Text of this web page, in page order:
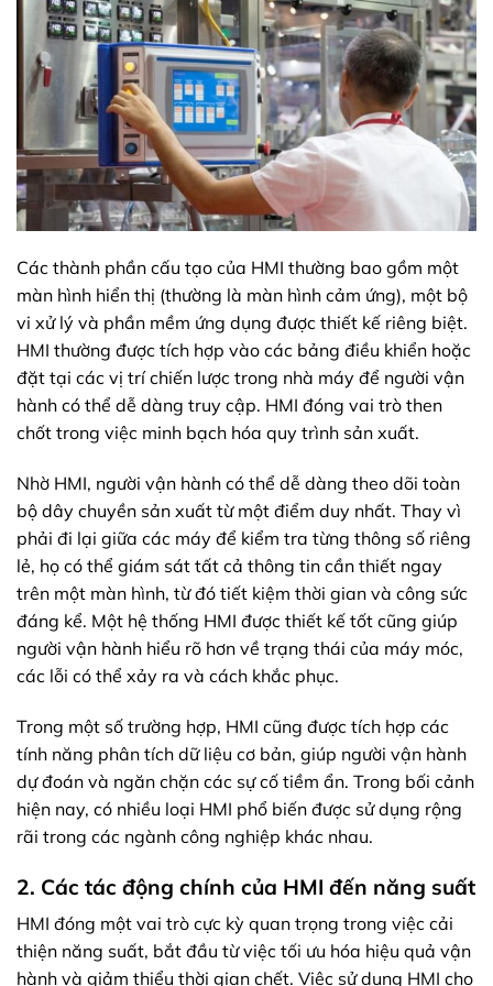
Các thành phần cấu tạo của HMI thường bao gồm một
màn hình hiển thị (thường là màn hình cảm ứng), một bộ
vi xử lý và phần mềm ứng dụng được thiết kế riêng biệt.
HMI thường được tích hợp vào các bảng điều khiển hoặc
đặt tại các vị trí chiến lược trong nhà máy để người vận
hành có thể dễ dàng truy cập. HMI đóng vai trò then
chốt trong việc minh bạch hóa quy trình sản xuất.
Nhờ HMI, người vận hành có thể dễ dàng theo dõi toàn
bộ dây chuyền sản xuất từ một điểm duy nhất. Thay vì
phải đi lại giữa các máy để kiểm tra từng thông số riêng
lẻ, họ có thể giám sát tất cả thông tin cần thiết ngay
trên một màn hình, từ đó tiết kiệm thời gian và công sức
đáng kể. Một hệ thống HMI được thiết kế tốt cũng giúp
người vận hành hiểu rõ hơn về trạng thái của máy móc,
các lỗi có thể xảy ra và cách khắc phục.
Trong một số trường hợp, HMI cũng được tích hợp các
tính năng phân tích dữ liệu cơ bản, giúp người vận hành
dự đoán và ngăn chặn các sự cố tiềm ẩn. Trong bối cảnh
hiện nay, có nhiều loại HMI phổ biến được sử dụng rộng
rãi trong các ngành công nghiệp khác nhau.
2. Các tác động chính của HMI đến năng suất
HMI đóng một vai trò cực kỳ quan trọng trong việc cải
thiện năng suất, bắt đầu từ việc tối ưu hóa hiệu quả vận
hành và giảm thiểu thời gian chết. Việc sử dụng HMI cho